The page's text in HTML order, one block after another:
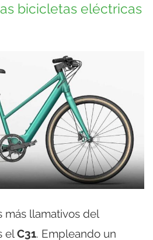
bicicletas eléctricas
más llamativos del
elC31. Empleando un